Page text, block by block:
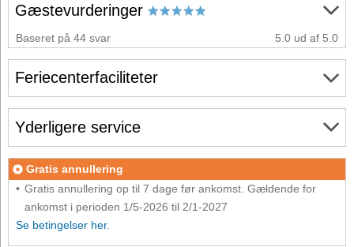
Gæstevurderinger
Baseret på 44 svar 5.0 ud af 5.0
Feriecenterfaciliteter
Yderligere service
Gratis annullering
Gratis annullering op til 7 dage før ankomst. Gældende for
ankomst i perioden 1/5-2026 til 2/1-2027
Se betingelser her.